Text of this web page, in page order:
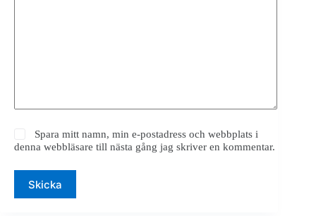
Spara mitt namn, min e-postadress och webbplats i
denna webbläsare till nästa gång jag skriver en kommentar.
Skicka